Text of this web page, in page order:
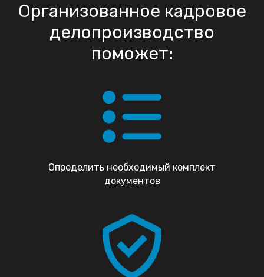
Организованное кадровое
делопроизводство
поможет:
Определить необходимый комплект
документов